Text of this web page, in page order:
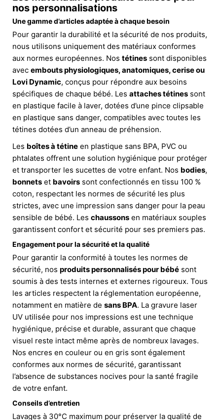
nos personnalisations
Une gamme d’articles adaptée à chaque besoin
Pour garantir la durabilité et la sécurité de nos produits,
nous utilisons uniquement des matériaux conformes
aux normes européennes. Nos tétines sont disponibles
avec embouts physiologiques, anatomiques, cerise ou
Lovi Dynamic, conçus pour répondre aux besoins
spécifiques de chaque bébé. Les attaches tétines sont
en plastique facile à laver, dotées d’une pince clipsable
en plastique sans danger, compatibles avec toutes les
tétines dotées d’un anneau de préhension.
Les boîtes à tétine en plastique sans BPA, PVC ou
phtalates offrent une solution hygiénique pour protéger
et transporter les sucettes de votre enfant. Nos bodies,
bonnets et bavoirs sont confectionnés en tissu 100 %
coton, respectant les normes de sécurité les plus
strictes, avec une impression sans danger pour la peau
sensible de bébé. Les chaussons en matériaux souples
garantissent confort et sécurité pour ses premiers pas.
Engagement pour la sécurité et la qualité
Pour garantir la conformité à toutes les normes de
sécurité, nos produits personnalisés pour bébé sont
soumis à des tests internes et externes rigoureux. Tous
les articles respectent la réglementation européenne,
notamment en matière de sans BPA. La gravure laser
UV utilisée pour nos impressions est une technique
hygiénique, précise et durable, assurant que chaque
visuel reste intact même après de nombreux lavages.
Nos encres en couleur ou en gris sont également
conformes aux normes de sécurité, garantissant
l’absence de substances nocives pour la santé fragile
de votre enfant.
Conseils d’entretien
Lavages à 30°C maximum pour préserver la qualité de